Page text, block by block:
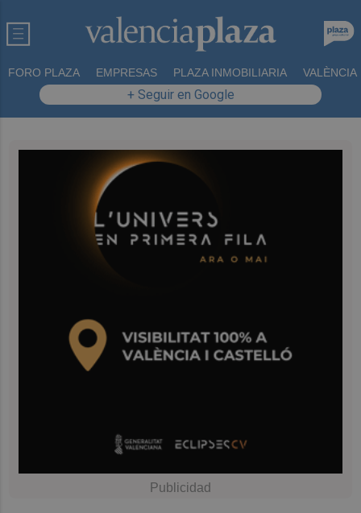
FORO PLAZA EMPRESAS PLAZA INMOBILIARIA VALÈNCIA
+ Seguir en Google